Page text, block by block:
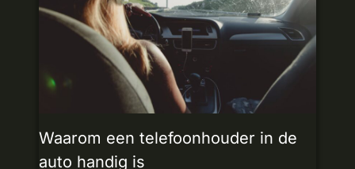
Waarom een telefoonhouder in de
auto handig is